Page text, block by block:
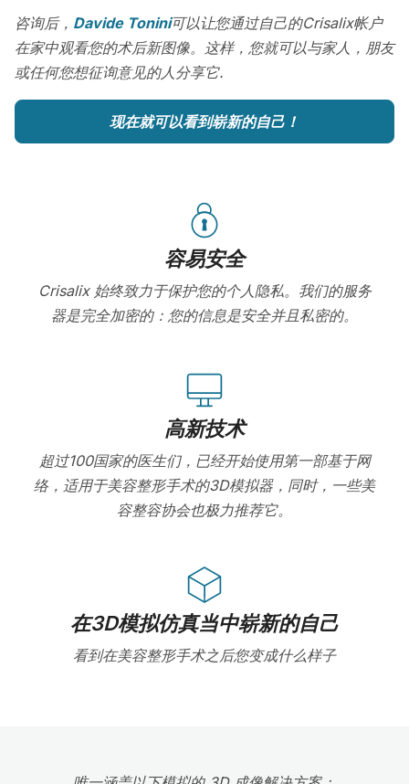
咨询后， Davide Tonini可以让您通过自己的Crisalix帐户
在家中观看您的术后新图像。这样，您就可以与家人，朋友
或任何您想征询意见的人分享它.
现在就可以看到崭新的自己！
容易安全
Crisalix 始终致力于保护您的个人隐私。我们的服务
器是完全加密的：您的信息是安全并且私密的。
高新技术
超过100国家的医生们，已经开始使用第一部基于网
络，适用于美容整形手术的3D模拟器，同时，一些美
容整容协会也极力推荐它。
在3D模拟仿真当中崭新的自己
看到在美容整形手术之后您变成什么样子